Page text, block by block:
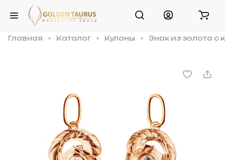
Главная Каталог Кулоны Знак из золота